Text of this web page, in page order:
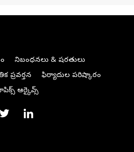
నిబంధనలు & షరతులు
ప్రవర్తన
ఫిర్యాదుల పరిష్కారం
ఆర్కైవ్స్